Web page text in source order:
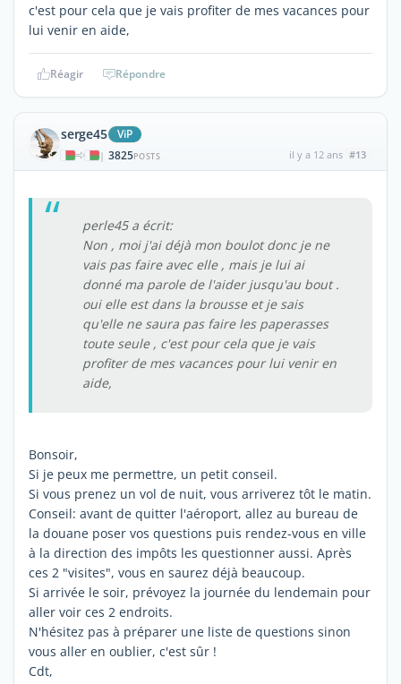
c'est pour cela que je vais profiter de mes vacances pour
lui venir en aide,
Réagir Répondre
serge45 ViP
| 3825POSTS il y a 12 ans #13
perle45 a écrit:
Non , moi j'ai déjà mon boulot donc je ne
vais pas faire avec elle , mais je lui ai
donné ma parole de l'aider jusqu'au bout .
oui elle est dans la brousse et je sais
qu'elle ne saura pas faire les paperasses
toute seule , c'est pour cela que je vais
profiter de mes vacances pour lui venir en
aide,
Bonsoir,
Si je peux me permettre, un petit conseil.
Si vous prenez un vol de nuit, vous arriverez tôt le matin.
Conseil: avant de quitter l'aéroport, allez au bureau de
la douane poser vos questions puis rendez-vous en ville
à la direction des impôts les questionner aussi. Après
ces 2 "visites", vous en saurez déjà beaucoup.
Si arrivée le soir, prévoyez la journée du lendemain pour
aller voir ces 2 endroits.
N'hésitez pas à préparer une liste de questions sinon
vous aller en oublier, c'est sûr !
Cdt,